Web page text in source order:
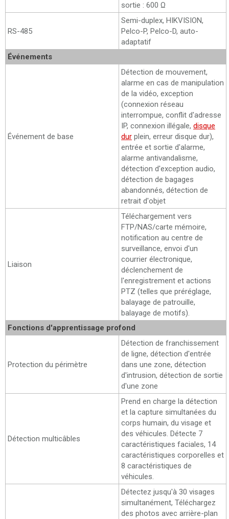
sortie : 600 Ω
RS-485
Semi-duplex, HIKVISION,
Pelco-P, Pelco-D, auto-
adaptatif
Événements
Événement de base
Détection de mouvement,
alarme en cas de manipulation
de la vidéo, exception
(connexion réseau
interrompue, conflit d'adresse
IP, connexion illégale, disque
dur plein, erreur disque dur),
entrée et sortie d'alarme,
alarme antivandalisme,
détection d'exception audio,
détection de bagages
abandonnés, détection de
retrait d'objet
Liaison
Téléchargement vers
FTP/NAS/carte mémoire,
notification au centre de
surveillance, envoi d'un
courrier électronique,
déclenchement de
l'enregistrement et actions
PTZ (telles que préréglage,
balayage de patrouille,
balayage de motifs).
Fonctions d'apprentissage profond
Protection du périmètre
Détection de franchissement
de ligne, détection d'entrée
dans une zone, détection
d'intrusion, détection de sortie
d'une zone
Détection multicâbles
Prend en charge la détection
et la capture simultanées du
corps humain, du visage et
des véhicules. Détecte 7
caractéristiques faciales, 14
caractéristiques corporelles et
8 caractéristiques de
véhicules.
Détectez jusqu'à 30 visages
simultanément, Téléchargez
des photos avec arrière-plan